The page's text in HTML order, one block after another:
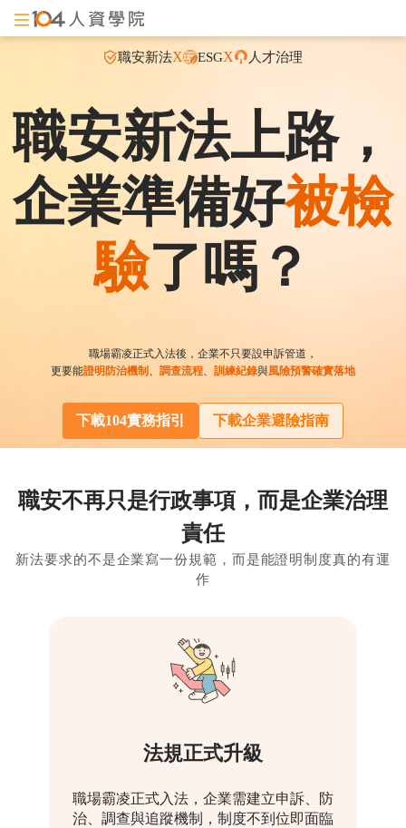
職安新法X ESGX 人才治理
職安新法上路，
企業準備好被檢
驗了嗎？
職場霸凌正式入法後，企業不只要設申訴管道，
更要能證明防治機制 、 調查流程、 訓練紀錄與風險預警確實落地
下載104實務指引 下載企業避險指南
職安不再只是行政事項，而是企業治理
責任
新法要求的不是企業寫一份規範，而是能證明制度真的有運
作
法規正式升級
職場霸凌正式入法，企業需建立申訴、防
治、調查與追蹤機制，制度不到位即面臨